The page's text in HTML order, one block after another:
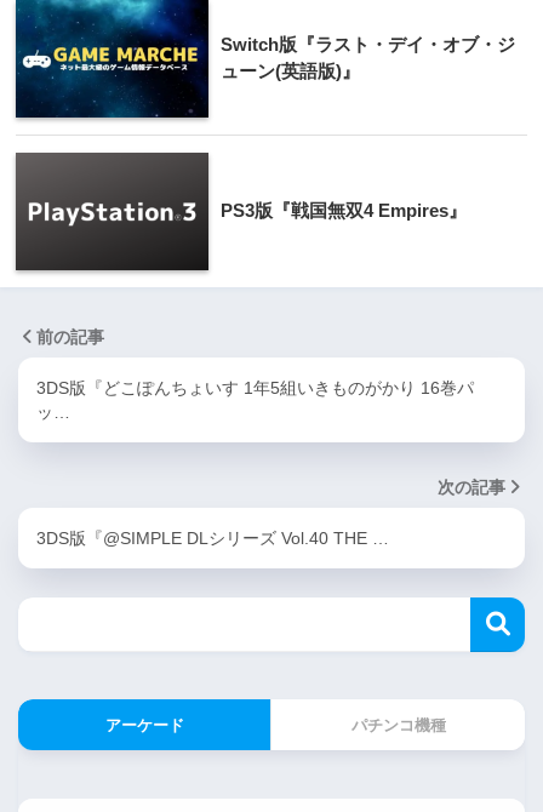
Switch版『ラスト・デイ・オブ・ジ
ューン(英語版)』
PS3版『戦国無双4 Empires』
前の記事
3DS版『どこぽんちょいす 1年5組いきものがかり 16巻パ
ッ…
次の記事
3DS版『@SIMPLE DLシリーズ Vol.40 THE …
アーケード パチンコ機種